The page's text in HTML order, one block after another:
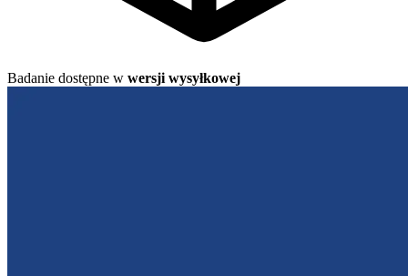
Badanie dostępne w wersji wysyłkowej